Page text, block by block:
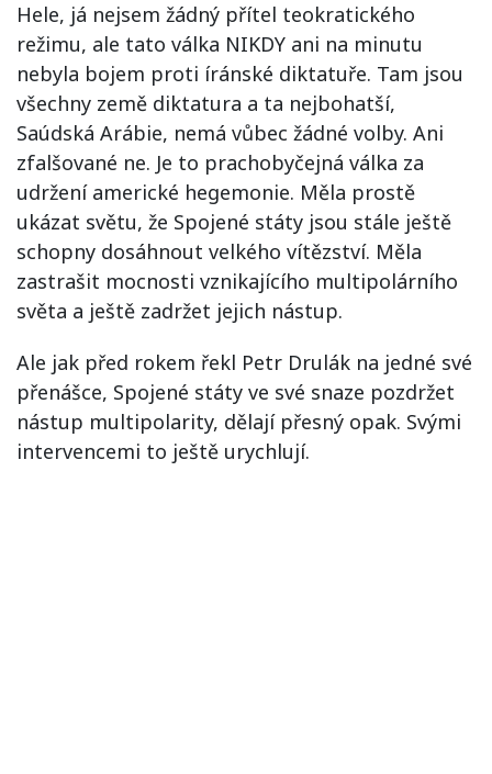
Hele, já nejsem žádný přítel teokratického
režimu, ale tato válka NIKDY ani na minutu
nebyla bojem proti íránské diktatuře. Tam jsou
všechny země diktatura a ta nejbohatší,
Saúdská Arábie, nemá vůbec žádné volby. Ani
zfalšované ne. Je to prachobyčejná válka za
udržení americké hegemonie. Měla prostě
ukázat světu, že Spojené státy jsou stále ještě
schopny dosáhnout velkého vítězství. Měla
zastrašit mocnosti vznikajícího multipolárního
světa a ještě zadržet jejich nástup.
Ale jak před rokem řekl Petr Drulák na jedné své
přenášce, Spojené státy ve své snaze pozdržet
nástup multipolarity, dělají přesný opak. Svými
intervencemi to ještě urychlují.